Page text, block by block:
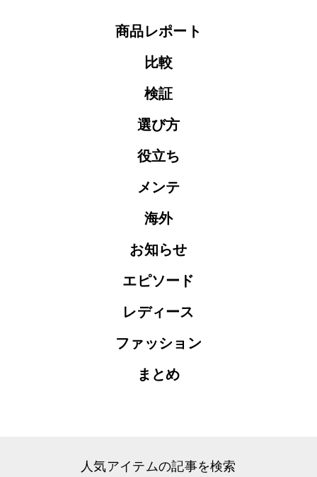
商品レポート
比較
検証
選び方
役立ち
メンテ
海外
お知らせ
エピソード
レディース
ファッション
まとめ
人気アイテムの記事を検索